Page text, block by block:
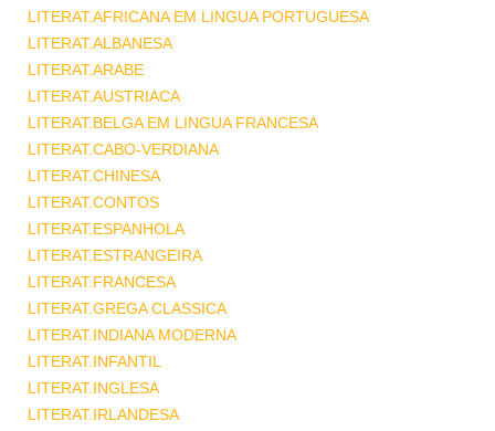
LITERAT.AFRICANA EM LINGUA PORTUGUESA
LITERAT.ALBANESA
LITERAT.ARABE
LITERAT.AUSTRIACA
LITERAT.BELGA EM LINGUA FRANCESA
LITERAT.CABO-VERDIANA
LITERAT.CHINESA
LITERAT.CONTOS
LITERAT.ESPANHOLA
LITERAT.ESTRANGEIRA
LITERAT.FRANCESA
LITERAT.GREGA CLASSICA
LITERAT.INDIANA MODERNA
LITERAT.INFANTIL
LITERAT.INGLESA
LITERAT.IRLANDESA